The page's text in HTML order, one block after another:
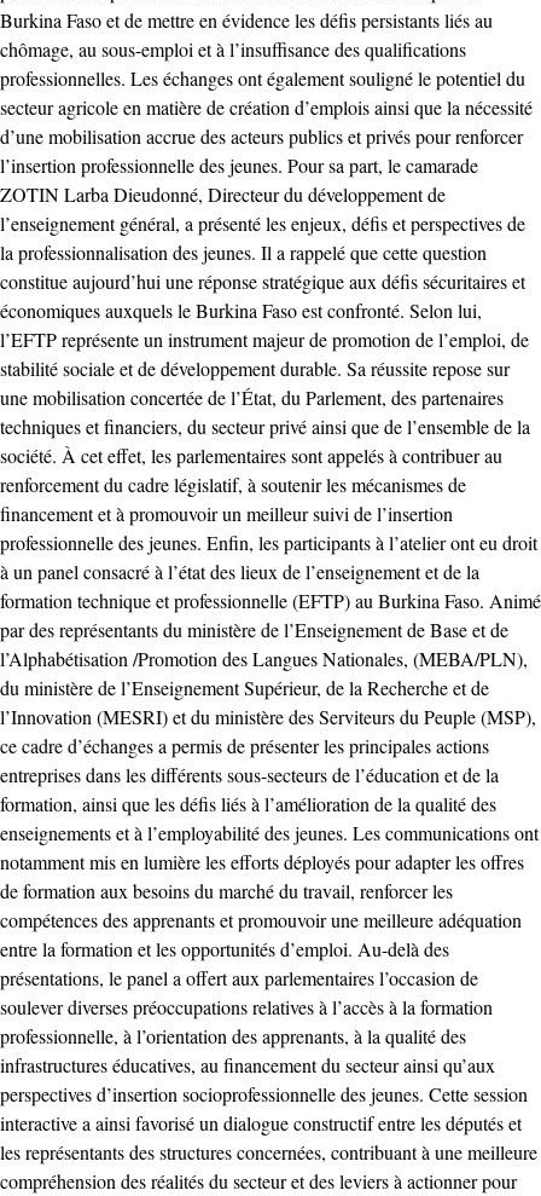
Burkina Faso et de mettre en évidence les défis persistants liés au
chômage, au sous-emploi et à l’insuffisance des qualifications
professionnelles. Les échanges ont également souligné le potentiel du
secteur agricole en matière de création d’emplois ainsi que la nécessité
d’une mobilisation accrue des acteurs publics et privés pour renforcer
l’insertion professionnelle des jeunes. Pour sa part, le camarade
ZOTIN Larba Dieudonné, Directeur du développement de
l’enseignement général, a présenté les enjeux, défis et perspectives de
la professionnalisation des jeunes. Il a rappelé que cette question
constitue aujourd’hui une réponse stratégique aux défis sécuritaires et
économiques auxquels le Burkina Faso est confronté. Selon lui,
l’EFTP représente un instrument majeur de promotion de l’emploi, de
stabilité sociale et de développement durable. Sa réussite repose sur
une mobilisation concertée de l’État, du Parlement, des partenaires
techniques et financiers, du secteur privé ainsi que de l’ensemble de la
société. À cet effet, les parlementaires sont appelés à contribuer au
renforcement du cadre législatif, à soutenir les mécanismes de
financement et à promouvoir un meilleur suivi de l’insertion
professionnelle des jeunes. Enfin, les participants à l’atelier ont eu droit
à un panel consacré à l’état des lieux de l’enseignement et de la
formation technique et professionnelle (EFTP) au Burkina Faso. Animé
par des représentants du ministère de l’Enseignement de Base et de
l’Alphabétisation /Promotion des Langues Nationales, (MEBA/PLN),
du ministère de l’Enseignement Supérieur, de la Recherche et de
l’Innovation (MESRI) et du ministère des Serviteurs du Peuple (MSP),
ce cadre d’échanges a permis de présenter les principales actions
entreprises dans les différents sous-secteurs de l’éducation et de la
formation, ainsi que les défis liés à l’amélioration de la qualité des
enseignements et à l’employabilité des jeunes. Les communications ont
notamment mis en lumière les efforts déployés pour adapter les offres
de formation aux besoins du marché du travail, renforcer les
compétences des apprenants et promouvoir une meilleure adéquation
entre la formation et les opportunités d’emploi. Au-delà des
présentations, le panel a offert aux parlementaires l’occasion de
soulever diverses préoccupations relatives à l’accès à la formation
professionnelle, à l’orientation des apprenants, à la qualité des
infrastructures éducatives, au financement du secteur ainsi qu’aux
perspectives d’insertion socioprofessionnelle des jeunes. Cette session
interactive a ainsi favorisé un dialogue constructif entre les députés et
les représentants des structures concernées, contribuant à une meilleure
compréhension des réalités du secteur et des leviers à actionner pour